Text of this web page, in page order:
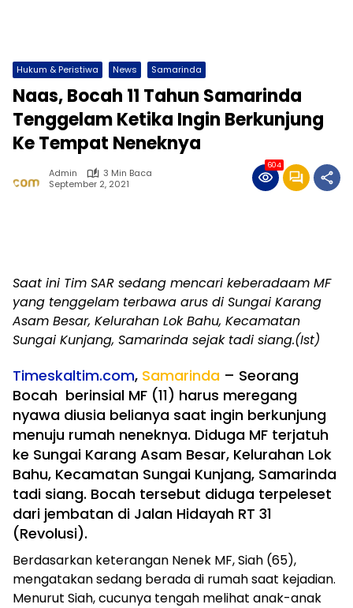
Hukum & Peristiwa News Samarinda
Naas, Bocah 11 Tahun Samarinda
Tenggelam Ketika Ingin Berkunjung
Ke Tempat Neneknya
Admin
3 Min Baca
September 2, 2021
604
Saat ini Tim SAR sedang mencari keberadaam MF
yang tenggelam terbawa arus di Sungai Karang
Asam Besar, Kelurahan Lok Bahu, Kecamatan
Sungai Kunjang, Samarinda sejak tadi siang.(Ist)
Timeskaltim.com, Samarinda – Seorang
Bocah berinsial MF (11) harus meregang
nyawa diusia belianya saat ingin berkunjung
menuju rumah neneknya. Diduga MF terjatuh
ke Sungai Karang Asam Besar, Kelurahan Lok
Bahu, Kecamatan Sungai Kunjang, Samarinda
tadi siang. Bocah tersebut diduga terpeleset
dari jembatan di Jalan Hidayah RT 31
(Revolusi).
Berdasarkan keterangan Nenek MF, Siah (65),
mengatakan sedang berada di rumah saat kejadian.
Menurut Siah, cucunya tengah melihat anak-anak